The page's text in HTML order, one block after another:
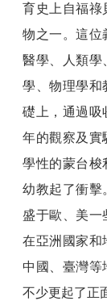
育史上自福祿
物之一。這位
醫學、人類學
學、物理學和
礎上，通過吸
年的觀察及實
學性的蒙台梭
幼教起了衝擊
盛于歐、美一
在亞洲國家和
中國、臺灣等
不少更起了正